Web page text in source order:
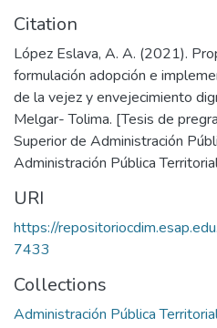
Citation
López Eslava, A. A. (2021).
formulación adopción e
de la vejez y envejecimiento
Melgar- Tolima. [Tesis de
Superior de Administración
Administración Pública
URI
https://
7433
Collections
Administración Pública